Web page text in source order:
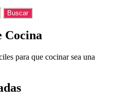
Cocina
para que cocinar sea una